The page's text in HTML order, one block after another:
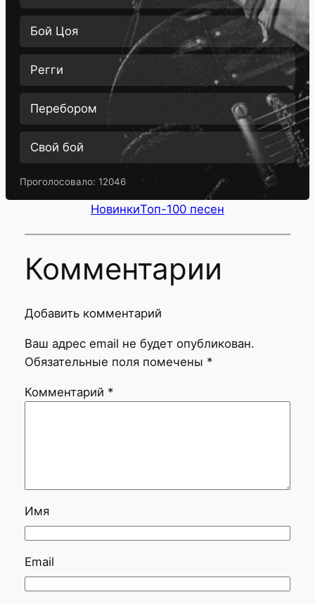
Бой Цоя
Регги
Перебором
Свой бой
Проголосовало: 12046
НовинкиТоп-100 песен
Комментарии
Добавить комментарий
Ваш адрес email не будет опубликован.
Обязательные поля помечены *
Комментарий *
Имя
Email